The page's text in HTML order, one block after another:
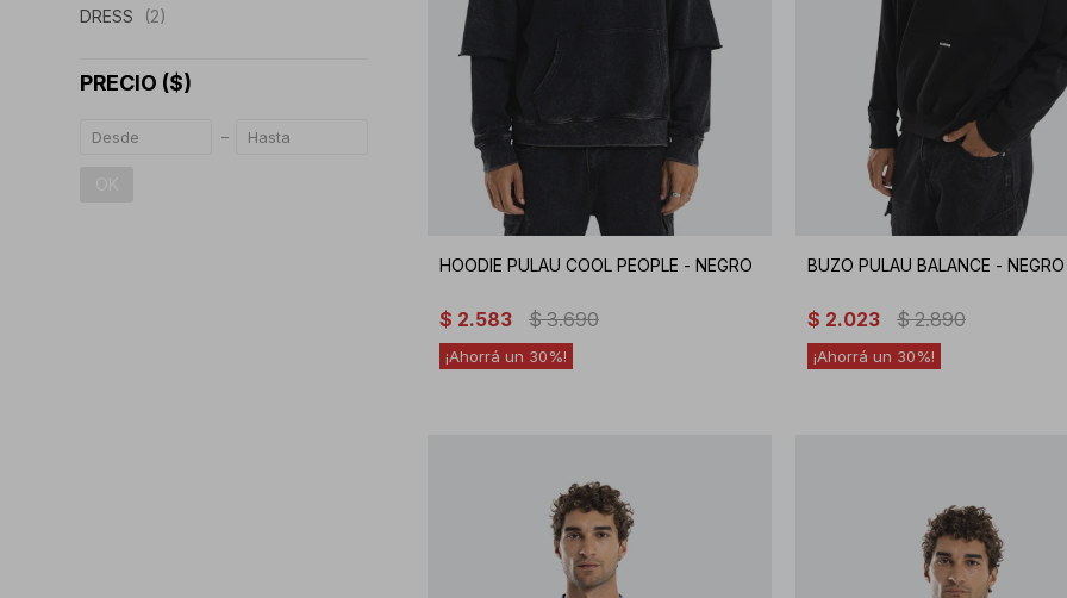
HOODIE PULAU COOL PEOPLE - NEGRO
$ 2.583 $ 3.690
30
BUZO PULAU BALANCE - NEGRO
$ 2.023 $ 2.890
30
DRESS (2)
PRECIO ($)